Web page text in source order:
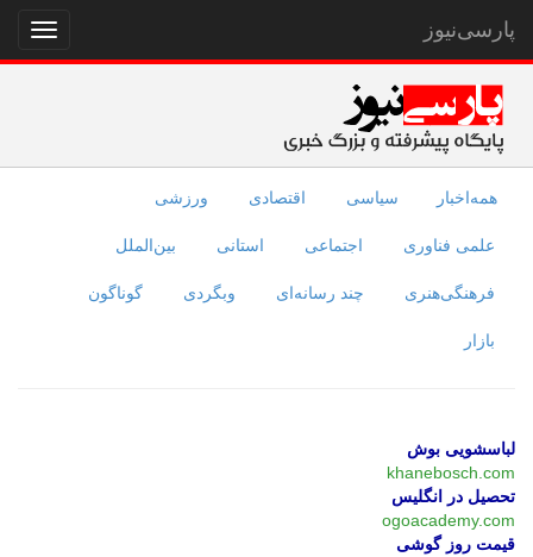
نمایش
منو
پارسی‌نیوز
همه‌اخبار سیاسی اقتصادی ورزشی
علمی فناوری اجتماعی استانی بین‌الملل
فرهنگی‌هنری چند رسانه‌ای وبگردی گوناگون
بازار
لباسشویی بوش
khanebosch.com
تحصیل در انگلیس
ogoacademy.com
قیمت روز گوشی